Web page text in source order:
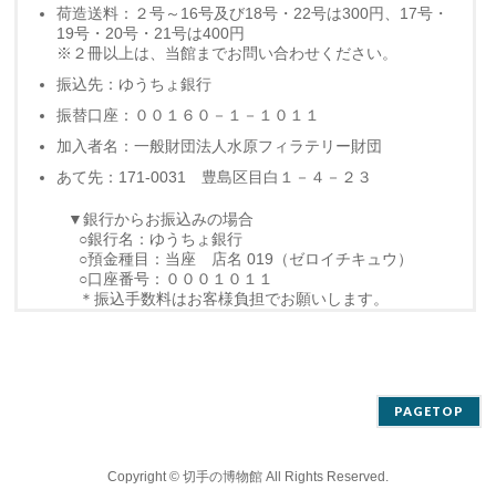
荷造送料：２号～16号及び18号・22号は300円、17号・
19号・20号・21号は400円
※２冊以上は、当館までお問い合わせください。
振込先：ゆうちょ銀行
振替口座：００１６０－１－１０１１
加入者名：一般財団法人水原フィラテリー財団
あて先：171-0031 豊島区目白１－４－２３
▼銀行からお振込みの場合
○銀行名：ゆうちょ銀行
○預金種目：当座 店名 019（ゼロイチキュウ）
○口座番号：０００１０１１
＊振込手数料はお客様負担でお願いします。
PAGETOP
Copyright © 切手の博物館All Rights Reserved.